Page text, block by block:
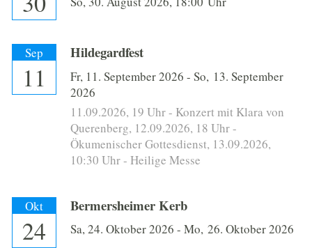
Sep
11
Hildegardfest
Fr, 11. September 2026 - So, 13. September
2026
11.09.2026, 19 Uhr - Konzert mit Klara von
Querenberg, 12.09.2026, 18 Uhr -
Ökumenischer Gottesdienst, 13.09.2026,
10:30 Uhr - Heilige Messe
Okt
24
Bermersheimer Kerb
Sa,24. Oktober 2026 - Mo, 26. Oktober 2026